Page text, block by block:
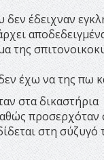
έδειχναν
της
έχω να της πω
στα δικαστήρια
προσερχόταν
στη